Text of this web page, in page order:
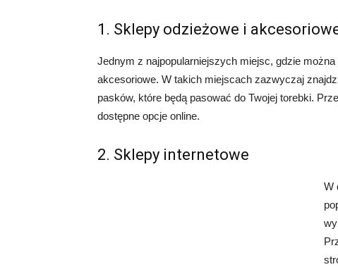
1. Sklepy odzieżowe i
Jednym z najpopularniejszych miejsc, gdzie
akcesoriowe. W takich miejscach zazwyczaj
pasków, które będą pasować do Twojej torebki.
dostępne opcje online.
2. Sklepy internetowe
W